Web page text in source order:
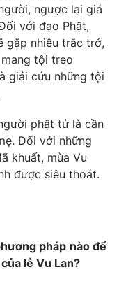
thao
ngược lại giá
với đạo Phật,
gặp nhiều trắc trở,
tội treo
giải cứu những tội
phật tử là cần
Đối với những
khuất, mùa Vu
được siêu thoát.
pháp nào để
lễ Vu Lan?